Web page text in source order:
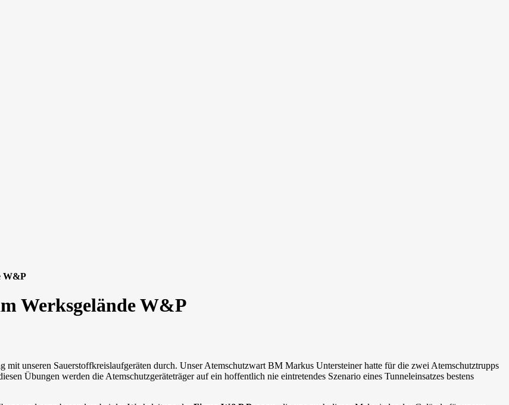
W&P
Werksgelände W&P
unseren Sauerstoffkreislaufgeräten durch. Unser Atemschutzwart BM Markus Untersteiner hatte für die zwei Atemschutztrupps
Übungen werden die Atemschutzgeräteträger auf ein hoffentlich nie eintretendes Szenario eines Tunneleinsatzes bestens